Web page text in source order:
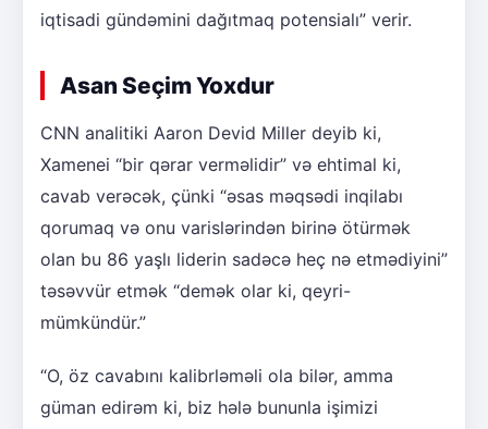
iqtisadi gündəmini dağıtmaq potensialı” verir.
Asan Seçim Yoxdur
CNN analitiki Aaron Devid Miller deyib ki,
Xamenei “bir qərar verməlidir” və ehtimal ki,
cavab verəcək, çünki “əsas məqsədi inqilabı
qorumaq və onu varislərindən birinə ötürmək
olan bu 86 yaşlı liderin sadəcə heç nə etmədiyini”
təsəvvür etmək “demək olar ki, qeyri-
mümkündür.”
“O, öz cavabını kalibrləməli ola bilər, amma
güman edirəm ki, biz hələ bununla işimizi